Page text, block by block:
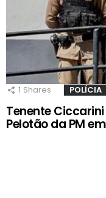
1 Shares POLÍCIA
Tenente
Pelotão da PM